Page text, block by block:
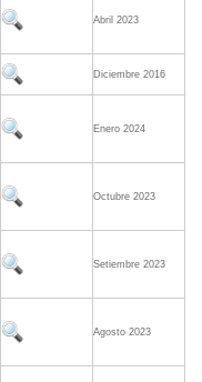
Abril 2023
Diciembre 2016
Enero 2024
Octubre 2023
Setiembre 2023
Agosto 2023